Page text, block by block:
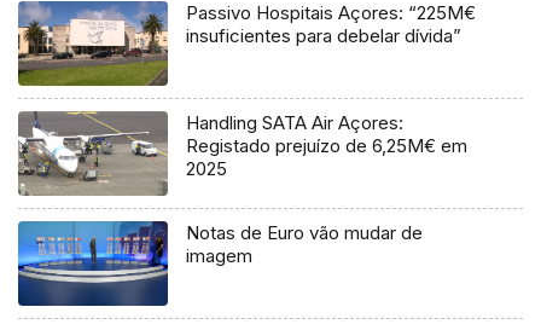
Passivo Hospitais Açores: “225M€
insuficientes para debelar dívida”
Handling SATA Air Açores:
Registado prejuízo de 6,25M€ em
2025
Notas de Euro vão mudar de
imagem